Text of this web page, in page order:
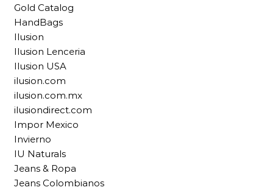
Gold Catalog
HandBags
Ilusion
Ilusion Lenceria
Ilusion USA
ilusion.com
ilusion.com.mx
ilusiondirect.com
Impor Mexico
Invierno
IU Naturals
Jeans & Ropa
Jeans Colombianos